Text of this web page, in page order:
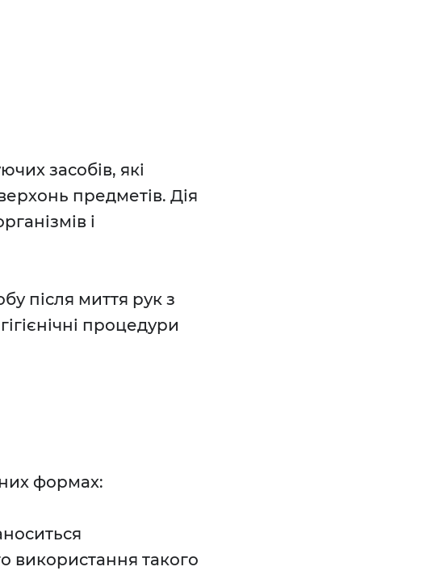
засобів, які
предметів. Дія
і
після миття рук з
процедури
формах:
використання такого